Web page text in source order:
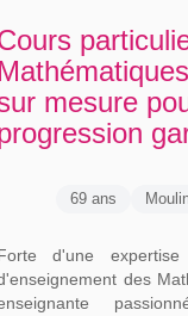
mesure
69 ans
d'une
des